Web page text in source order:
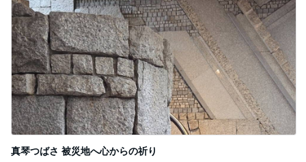
真琴つばさ 被災地へ心からの祈り